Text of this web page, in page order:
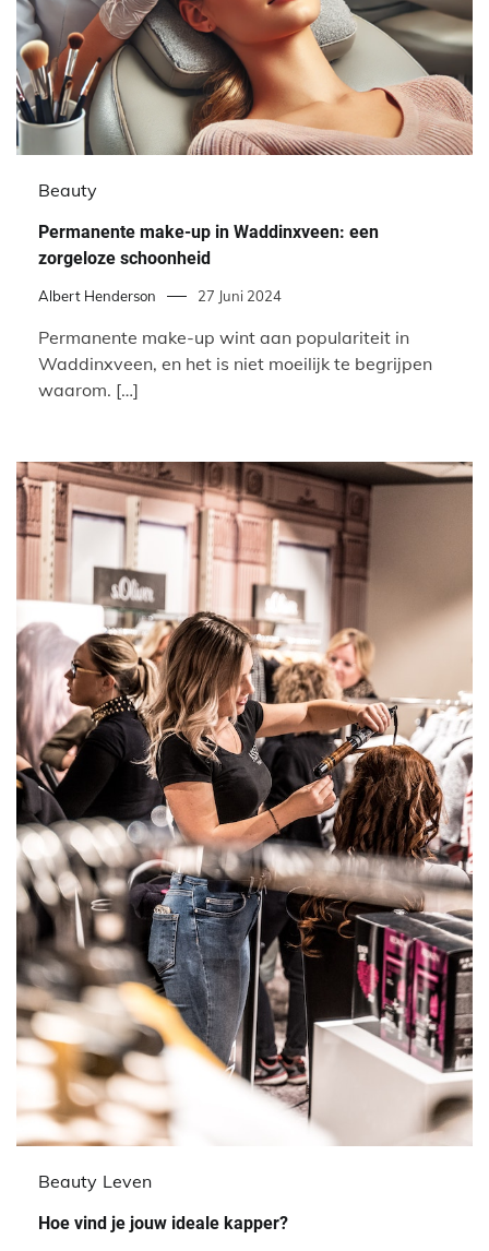
Beauty
Permanente make-up in Waddinxveen: een
zorgeloze schoonheid
Albert Henderson 27 Juni 2024
Permanente make-up wint aan populariteit in
Waddinxveen, en het is niet moeilijk te begrijpen
waarom. […]
Beauty Leven
Hoe vind je jouw ideale kapper?